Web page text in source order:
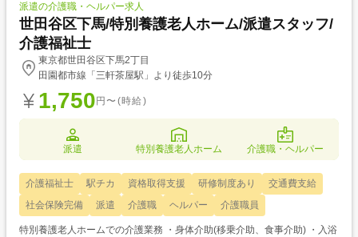
派遣の介護職・ヘルパー求人
世田谷区下馬/特別養護老人ホーム/派遣スタッフ/
介護福祉士
東京都世田谷区下馬2丁目
田園都市線「三軒茶屋駅」より徒歩10分
1,750 円〜(時給)
派遣 特別養護老人ホーム 介護職・ヘルパー
介護福祉士 駅チカ 資格取得支援 研修制度あり
交通費支給
社会保険完備
派遣 介護職 ヘルパー 介護職員
特別養護老人ホームでの介護業務 ・身体介助(移乗介助、食事介助) ・入浴